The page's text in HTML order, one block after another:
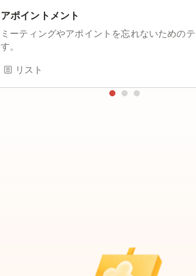
アポイントメント
ミーティングやアポイントを忘れないための
す。
リスト